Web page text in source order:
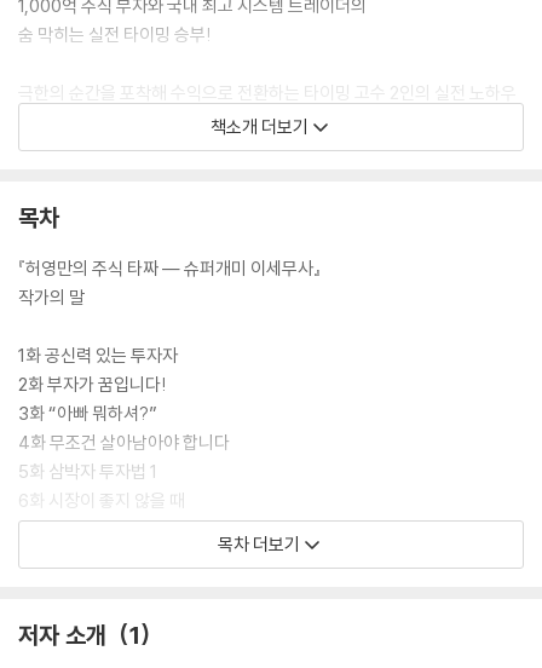
1,000억 주식 부자와 국내 최고 시스템 트레이더의
숨 막히는 실전 타이밍 승부!
극한의 순간을 포착해 수익으로 전환하는 타이밍 고수 2인의 실전 노하우
를 허영만 화백 특유의 입체적 서사로 담아낸 만화형 실전 트레이딩 교과
서다.
손명완은 대구에서 1,000억 원 자산을 일군 실전 투자자로 주식으로 인생
로 시작해 약 10년 만에 자산을 1,000억 원 규모로 성장시킨 자수성가형
주식 부자다.
성필규는 냉철한 알고리즘 기반의 국내 최고 수준 시스템 트레이더로 차
트, 보조지표, 시장 흐름을 데이터로 읽어 리스크는 줄이고 성공 확률은 높
이는 냉정하고 정교한 매매 타이밍 설계자다.
허영만 화백은 손명완의 치열한 성장기와 성필규의 냉철한 투자 철학을 드
라마틱한 에피소드와 정교한 심리 묘사로 그려내 당신의 매매 타이밍에 정
확한 ‘지금’을 알려 준다.
감각이 아니라 리듬이고, 훈련이고, 생존이다.”
책소개 더보기
목차
『허영만의 주식 타짜 ― 슈퍼개미 이세무사』
작가의 말
1화 공신력 있는 투자자
2화 부자가 꿈입니다!
3화 “아빠 뭐하셔?”
4화 무조건 살아남아야 합니다
5화 삼박자 투자법 1
6화 시장이 좋지 않을 때
7화 8T 투자 성공 법칙
11화 포트폴리오 운영법
목차 더보기
저자 소개 1